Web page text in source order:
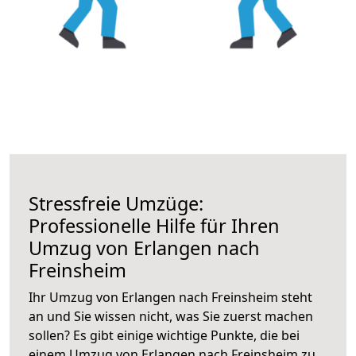
Stressfreie Umzüge:
Professionelle Hilfe für Ihren
Umzug von Erlangen nach
Freinsheim
Ihr Umzug von Erlangen nach Freinsheim steht
an und Sie wissen nicht, was Sie zuerst machen
sollen? Es gibt einige wichtige Punkte, die bei